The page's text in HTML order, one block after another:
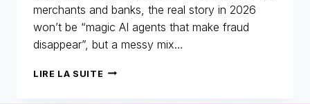
merchants and banks, the real story in 2026
won’t be “magic AI agents that make fraud
disappear”, but a messy mix…
LIRE LA SUITE IA